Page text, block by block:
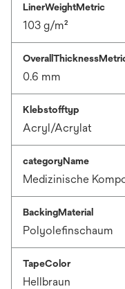
LinerWeightMetric
103 g/m²
0.6 mm
Klebstofftyp
Acryl/Acrylat
categoryName
Medizinische
BackingMaterial
Polyolefinschaum
TapeColor
Hellbraun